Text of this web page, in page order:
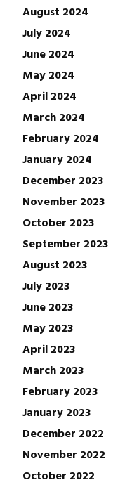
August 2024
July 2024
June 2024
May 2024
April 2024
March 2024
February 2024
January 2024
December 2023
November 2023
October 2023
September 2023
August 2023
July 2023
June 2023
May 2023
April 2023
March 2023
February 2023
January 2023
December 2022
November 2022
October 2022